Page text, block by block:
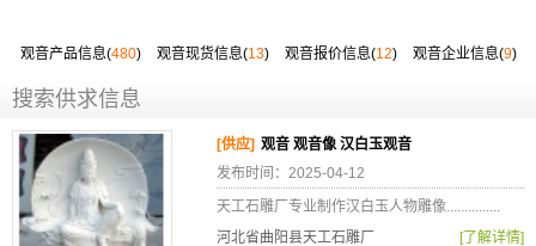
观音产品信息(480) 观音现货信息(13) 观音报价信息(12) 观音企业信息(9)
搜索供求信息
[供应] 观音 观音像 汉白玉观音
发布时间：2025-04-12
天工石雕厂专业制作汉白玉人物雕像...............
河北省曲阳县天工石雕厂
[了解详情]